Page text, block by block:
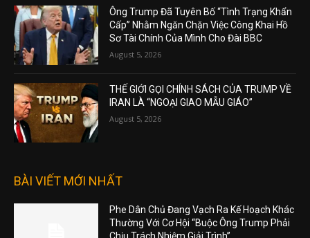
Ông Trump Đã Tuyên Bố “Tình Trạng Khẩn
Cấp” Nhằm Ngăn Chặn Việc Công Khai Hồ
Sơ Tài Chính Của Mình Cho Đài BBC
August 5, 2026
THẾ GIỚI GỌI CHÍNH SÁCH CỦA TRUMP VỀ
IRAN LÀ “NGOẠI GIAO MẪU GIÁO”
August 5, 2026
BÀI VIẾT MỚI NHẤT
Phe Dân Chủ Đang Vạch Ra Kế Hoạch Khác
Thường Với Cơ Hội “Buộc Ông Trump Phải
Chịu Trách Nhiệm Giải Trình”.